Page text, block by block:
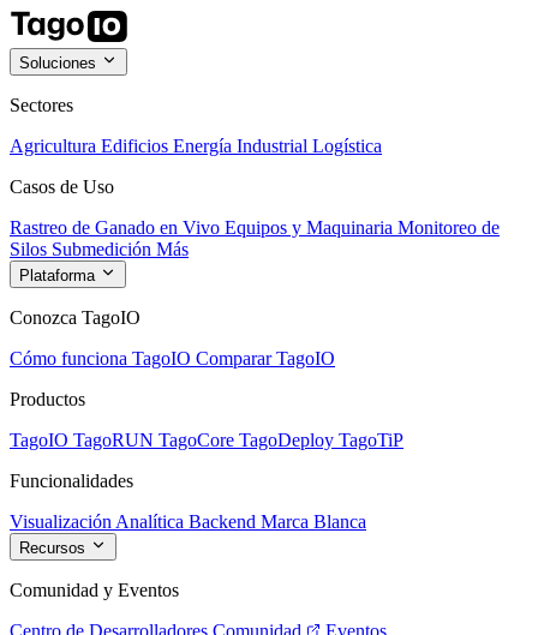
Soluciones
Sectores
Agricultura Edificios Energía Industrial Logística
Casos de Uso
Rastreo de Ganado en Vivo Equipos y Maquinaria Monitoreo de
Silos Submedición Más
Plataforma
Conozca TagoIO
Cómo funciona TagoIO Comparar TagoIO
Productos
TagoIO TagoRUN TagoCore TagoDeploy TagoTiP
Funcionalidades
Visualización Analítica Backend Marca Blanca
Recursos
Comunidad y Eventos
Centro de Desarrolladores Comunidad
Eventos